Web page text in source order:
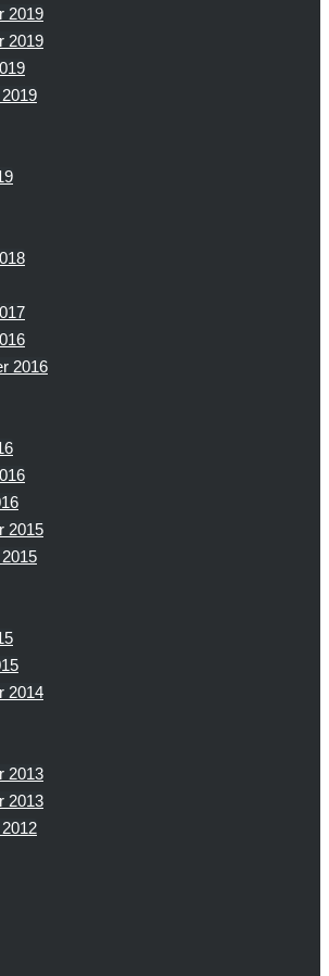
2019
2019
2016
2015
2014
2013
2013